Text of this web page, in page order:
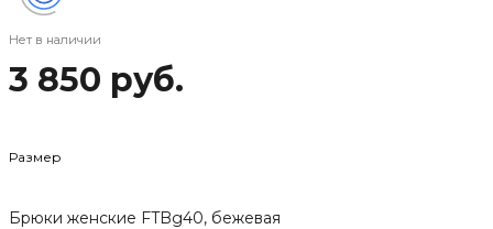
Нет в наличии
3 850 руб.
Размер
Брюки женские FTBg40, бежевая